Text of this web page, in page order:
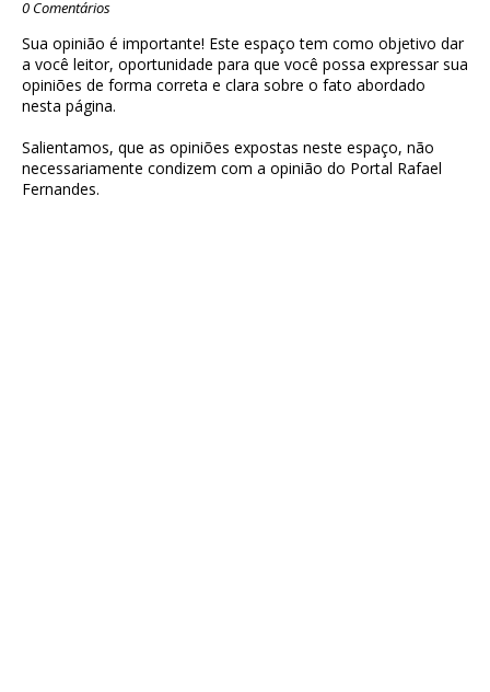
0 Comentários
Sua opinião é importante! Este espaço tem como objetivo dar
a você leitor, oportunidade para que você possa expressar sua
opiniões de forma correta e clara sobre o fato abordado
nesta página.
Salientamos, que as opiniões expostas neste espaço, não
necessariamente condizem com a opinião do Portal Rafael
Fernandes.